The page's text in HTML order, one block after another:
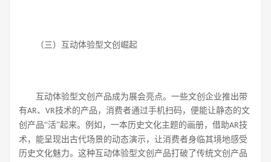
（三）互动体验型文创崛起
互动体验型文创产品成为展会亮点。一些文创企业推出带
有AR、 VR技术的产品，消费者通过手机扫码，便能让静态的文
创产品“活”起来。例如，一本历史文化主题的画册，借助AR技
术，能呈现出古代场景的动态演示，让消费者身临其境地感受
历史文化魅力。这种互动体验型文创产品打破了传统文创产品